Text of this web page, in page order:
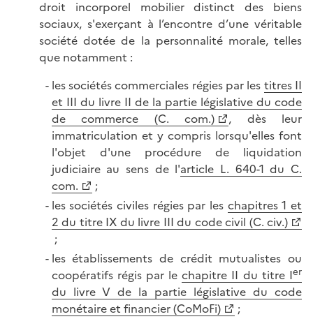
droit incorporel mobilier distinct des biens
sociaux, s'exerçant à l’encontre d’une véritable
société dotée de la personnalité morale, telles
que notamment :
les sociétés commerciales régies par les titres II
et III du livre II de la partie législative du code
de commerce (C. com.)
, dès leur
immatriculation et y compris lorsqu'elles font
l'objet d'une procédure de liquidation
judiciaire au sens de l'article L. 640-1 du C.
com.
;
les sociétés civiles régies par les chapitres 1 et
2 du titre IX du livre III du code civil (C. civ.)
;
les établissements de crédit mutualistes ou
coopératifs régis par lechapitre II du titre Ier
du livre V de la partie législative du code
monétaire et financier (CoMoFi)
;